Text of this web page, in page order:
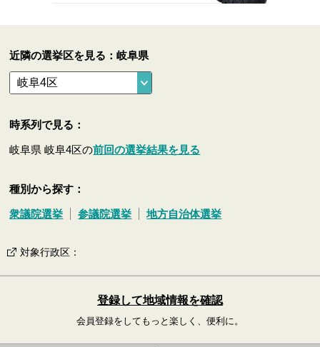
近隣の選挙区を見る：岐阜県
時系列で見る：
岐阜県 岐阜4区の前回の選挙結果を見る
種別から探す：
衆議院選挙 参議院選挙 地方自治体選挙
対象行政区 ：
登録して地域情報を確認
会員登録をしてもっと楽しく、便利に。